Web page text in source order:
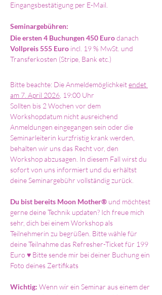
Eingangsbestätigung per E-Mail.
Seminargebühren:
Die ersten 4 Buchungen 450 Euro danach
Vollpreis 555 Euro incl. 19 % MwSt. und
Transferkosten (Stripe, Bank etc.)
Bitte beachte: Die Anmeldemöglichkeit endet
am 7. April 2026 , 19:00 Uhr
Sollten bis 2 Wochen vor dem
Workshopdatum nicht ausreichend
Anmeldungen eingegangen sein oder die
Seminarleiterin kurzfristig krank werden,
behalten wir uns das Recht vor, den
Workshop abzusagen. In diesem Fall wirst du
sofort von uns informiert und du erhältst
deine Seminargebühr vollständig zurück.
Du bist bereits Moon Mother® und möchtest
gerne deine Technik updaten? Ich freue mich
sehr, dich bei einem Workshop als
Teilnehmerin zu begrüßen. Bitte wähle für
deine Teilnahme das Refresher-Ticket für 199
Euro ♥ Bitte sende mir bei deiner Buchung ein
Foto deines Zertifikats
Wichtig: Wenn wir ein Seminar aus einem der